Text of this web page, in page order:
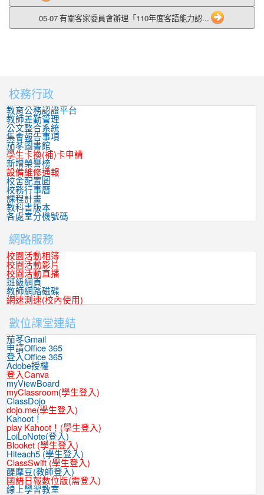
05-07 有關客家委員會辦理「110年度客語能力認...
:::
校務行政
教育公務認證平台
教師差勤管理
公文整合系統
集會報告事項
茄苳圖書館
學生卡換(補)卡申請
新增榮譽榜
設備維修通報
校舍配置圖
校務行事曆
課程計畫
教科書版本
各處室分機號碼
網路服務
校園活動相簿
校園活動影片
校園活動直播
班級網頁
教師網路磁碟
網速測速(校內使用)
數位課堂連結
茄苳Gmail
申請Office 365
登入Office 365
Adobe授權
登入Canva
myViewBoard
myClassroom(學生登入)
ClassDojo
dojo.me(學生登入)
Kahoot！
play Kahoot！(學生登入)
LoiLoNote(登入)
Blooket (學生登入)
Hiteach5 (學生登入)
ClassSwift (學生登入)
醍摩豆(教師登入)
國語日報數位版(需登入)
線上學習教室